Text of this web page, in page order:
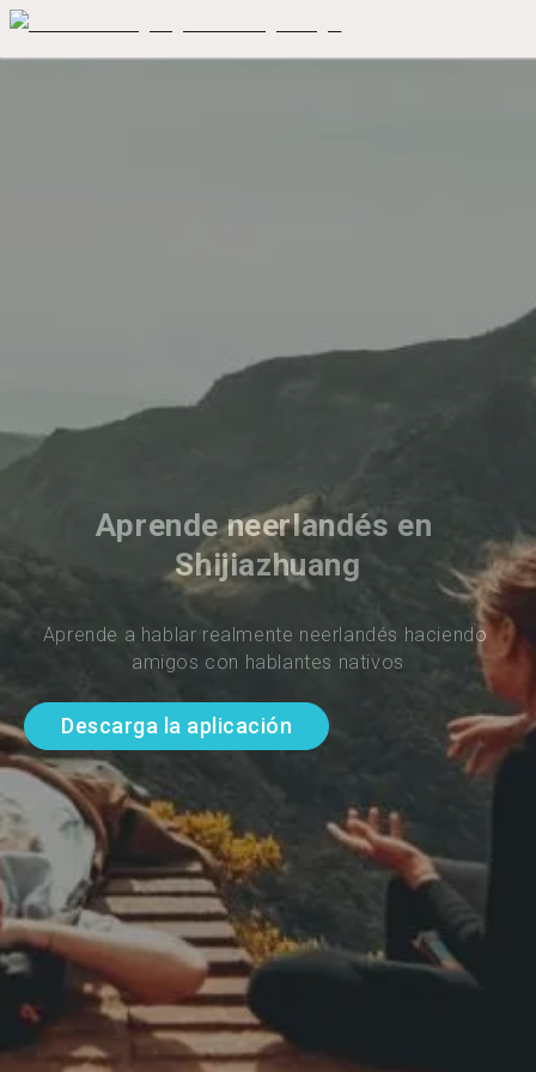
Aprende neerlandés en
Shijiazhuang
Aprende a hablar realmente neerlandés haciendo
amigos con hablantes nativos
Descarga la aplicación